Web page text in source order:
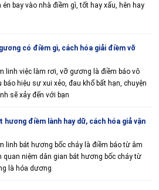
én bay vào nhà điềm gì, tốt hay xấu, hên hay
có điềm gì, cách hóa giải điềm vỡ
linh việc làm rơi, vỡ gương là điềm báo vô
báo hiệu sự xui xẻo, đau khổ bất hạn, chuyện
sẽ xảy đến với bạn
hương điềm lành hay dữ, cách hóa giả vận
linh bát hương bốc cháy là điềm báo từ âm
quan niệm dân gian bát hương bốc cháy từ
là hóa dương